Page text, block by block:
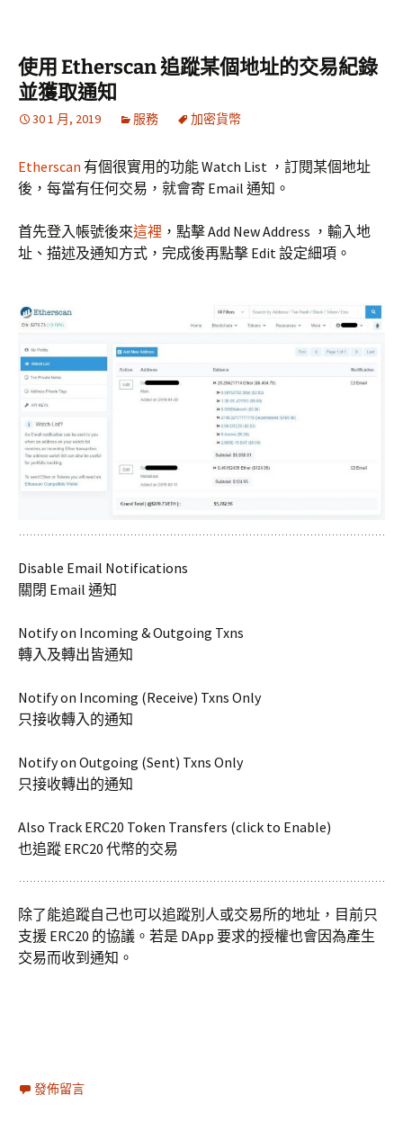
使用 Etherscan 追蹤某個地址的交易紀錄
並獲取通知
30 1 月, 2019 服務 加密貨幣
Etherscan 有個很實用的功能 Watch List ，訂閱某個地址
後，每當有任何交易，就會寄 Email 通知。
首先登入帳號後來這裡 ，點擊 Add New Address ，輸入地
址、描述及通知方式，完成後再點擊 Edit 設定細項。
Disable Email Notifications
關閉 Email 通知
Notify on Incoming & Outgoing Txns
轉入及轉出皆通知
Notify on Incoming (Receive) Txns Only
只接收轉入的通知
Notify on Outgoing (Sent) Txns Only
只接收轉出的通知
Also Track ERC20 Token Transfers (click to Enable)
也追蹤 ERC20 代幣的交易
除了能追蹤自己也可以追蹤別人或交易所的地址，目前只
支援 ERC20 的協議。若是 DApp 要求的授權也會因為產生
交易而收到通知。
發佈留言